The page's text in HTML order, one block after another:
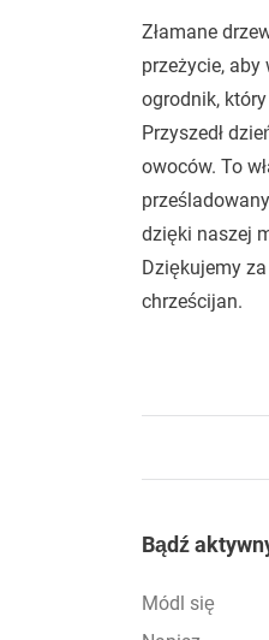
Złamane
przeżycie, aby
ogrodnik, który
Przyszedł
owoców. To
dzięki naszej
Dziękujemy
chrześcijan.
Footer
Bądź
Módl się